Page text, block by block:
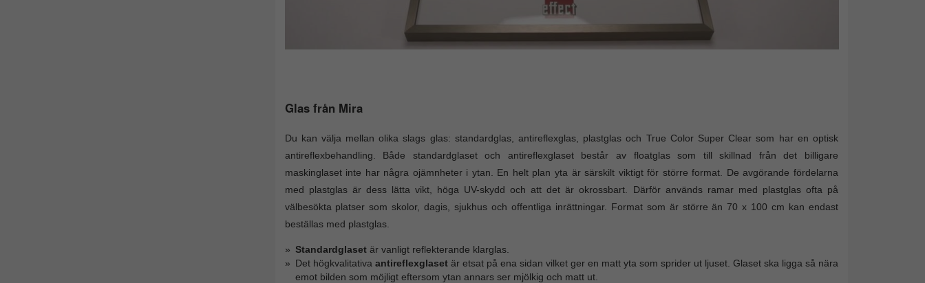
Glas från Mira
Du kan välja mellan olika slags glas: standardglas, antireflexglas, plastglas och True Color Super Clear som har en optisk
antireflexbehandling. Både standardglaset och antireflexglaset består av floatglas som till skillnad från det billigare
maskinglaset inte har några ojämnheter i ytan. En helt plan yta är särskilt viktigt för större format. De avgörande fördelarna
med plastglas är dess lätta vikt, höga UV-skydd och att det är okrossbart. Därför används ramar med plastglas ofta på
välbesökta platser som skolor, dagis, sjukhus och offentliga inrättningar. Format som är större än 70 x 100 cm kan endast
beställas med plastglas.
Standardglasetär vanligt reflekterande klarglas.
Det högkvalitativa antireflexglasetär etsat på ena sidan vilket ger en matt yta som sprider ut ljuset. Glaset ska ligga så nära
emot bilden som möjligt eftersom ytan annars ser mjölkig och matt ut.